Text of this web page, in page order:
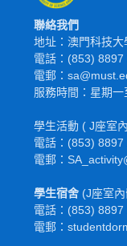
聯絡我們
地址：澳門科技
電話：(853) 8897
電郵：
服務時間：星期
學生活動 ( J座室
電話：(853) 8897
電郵：
學生宿舍 (J座室
電話：(853) 8897
電郵 ：